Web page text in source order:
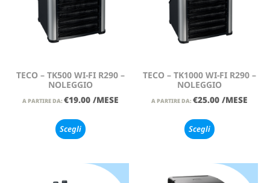
TECO – TK500 WI-FI R290 –
NOLEGGIO
A PARTIRE DA: €19.00 /MESE
Scegli
TECO – TK1000 WI-FI R290 –
NOLEGGIO
A PARTIRE DA: €25.00 /MESE
Scegli